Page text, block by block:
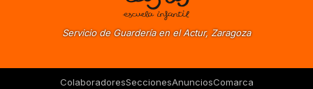
Servicio de Guardería en el Actur, Zaragoza
ColaboradoresSeccionesAnunciosComarca